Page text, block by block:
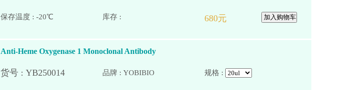
保存温度 : -20℃
Anti-Heme Oxygenase 1 Monoclonal Antibody
品牌 : YOBIBIO 规格 :